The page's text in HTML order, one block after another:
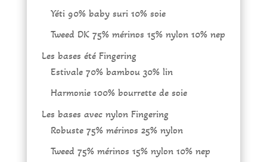
Yéti 90% baby suri 10% soie
Tweed DK 75% mérinos 15% nylon 10% nep
Les bases été Fingering
Estivale 70% bambou 30% lin
Harmonie 100% bourrette de soie
Les bases avec nylon Fingering
Robuste 75% mérinos 25% nylon
Tweed 75% mérinos 15% nylon 10% nep